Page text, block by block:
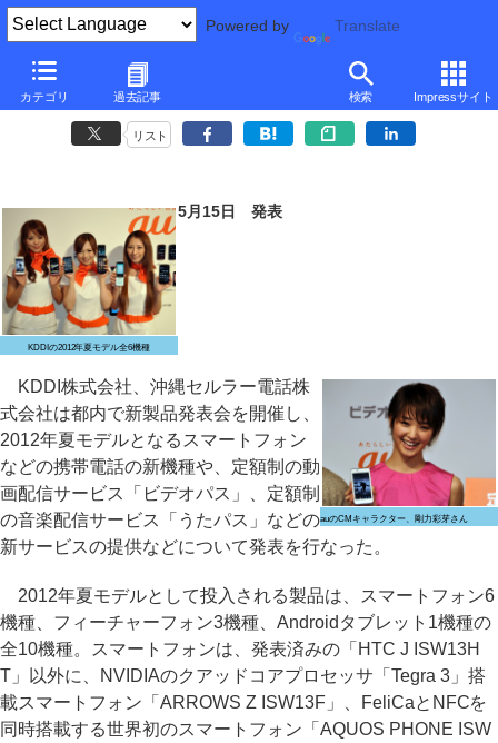
Powered by Translate
カテゴリ 過去記事 検索 Impressサイト
KDDI、2012年夏モデルのスマートフォン新機種を5機種発表
～クアッドコアモデルやFeliCa/NFC両搭載モデルなど
リスト
KDDIの2012年夏モデル全6機種
5月15日 発表
auのCMキャラクター、剛力彩芽さん
KDDI株式会社、沖縄セルラー電話株
式会社は都内で新製品発表会を開催し、
2012年夏モデルとなるスマートフォン
などの携帯電話の新機種や、定額制の動
画配信サービス「ビデオパス」、定額制
の音楽配信サービス「うたパス」などの
新サービスの提供などについて発表を行なった。
2012年夏モデルとして投入される製品は、スマートフォン6
機種、フィーチャーフォン3機種、Androidタブレット1機種の
全10機種。スマートフォンは、発表済みの「HTC J ISW13H
T」以外に、NVIDIAのクアッドコアプロセッサ「Tegra 3」搭
載スマートフォン「ARROWS Z ISW13F」、FeliCaとNFCを
同時搭載する世界初のスマートフォン「AQUOS PHONE ISW